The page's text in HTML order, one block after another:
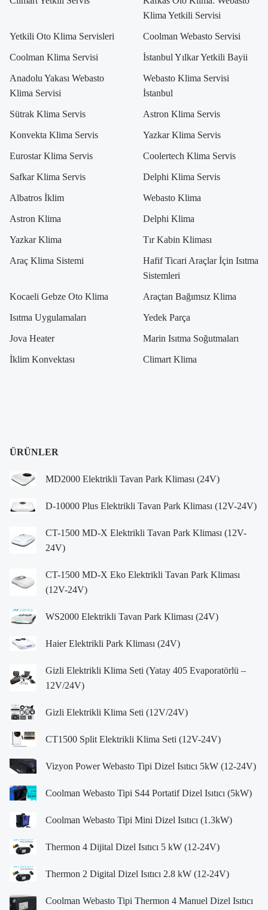
Klima Yetkili Servisi
Yetkili Oto Klima Servisleri Coolman Webasto Servisi
Coolman Klima Servisi İstanbul Yılkar Yetkili Bayii
Anadolu Yakası Webasto
Klima Servisi
Webasto Klima Servisi
İstanbul
Sütrak Klima Servis Astron Klima Servis
Konvekta Klima Servis Yazkar Klima Servis
Eurostar Klima Servis Coolertech Klima Servis
Safkar Klima Servis Delphi Klima Servis
Albatros İklim Webasto Klima
Astron Klima Delphi Klima
Yazkar Klima Tır Kabin Kliması
Araç Klima Sistemi
Hafif Ticari Araçlar İçin Isıtma
Sistemleri
Kocaeli Gebze Oto Klima Araçtan Bağımsız Klima
Isıtma Uygulamaları Yedek Parça
Jova Heater Marin Isıtma Soğutmaları
İklim Konvektası Climart Klima
ÜRÜNLER
MD2000 Elektrikli Tavan Park Kliması (24V)
D-10000 Plus Elektrikli Tavan Park Kliması (12V-24V)
CT-1500 MD-X Elektrikli Tavan Park Kliması (12V-
24V)
CT-1500 MD-X Eko Elektrikli Tavan Park Kliması
(12V-24V)
WS2000 Elektrikli Tavan Park Kliması (24V)
Haier Elektrikli Park Kliması (24V)
Gizli Elektrikli Klima Seti (Yatay 405 Evaporatörlü –
12V/24V)
Gizli Elektrikli Klima Seti (12V/24V)
CT1500 Split Elektrikli Klima Seti (12V-24V)
Vizyon Power Webasto Tipi Dizel Isıtıcı 5kW (12-24V)
Coolman Webasto Tipi S44 Portatif Dizel Isıtıcı (5kW)
Coolman Webasto Tipi Mini Dizel Isıtıcı (1.3kW)
Thermon 4 Dijital Dizel Isıtıcı 5 kW (12-24V)
Thermon 2 Digital Dizel Isıtıcı 2.8 kW (12-24V)
Coolman Webasto Tipi Thermon 4 Manuel Dizel Isıtıcı